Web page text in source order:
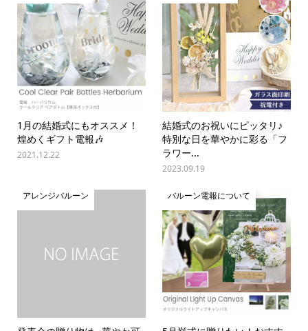
1月の結婚式にもオススメ！
煌めくギフト電報🎶
2021.12.22
結婚式のお祝いにピッタリ♪
特別な日を華やかに彩る「フ
ラワー...
2023.09.19
アレンジバルーン バルーン電報について